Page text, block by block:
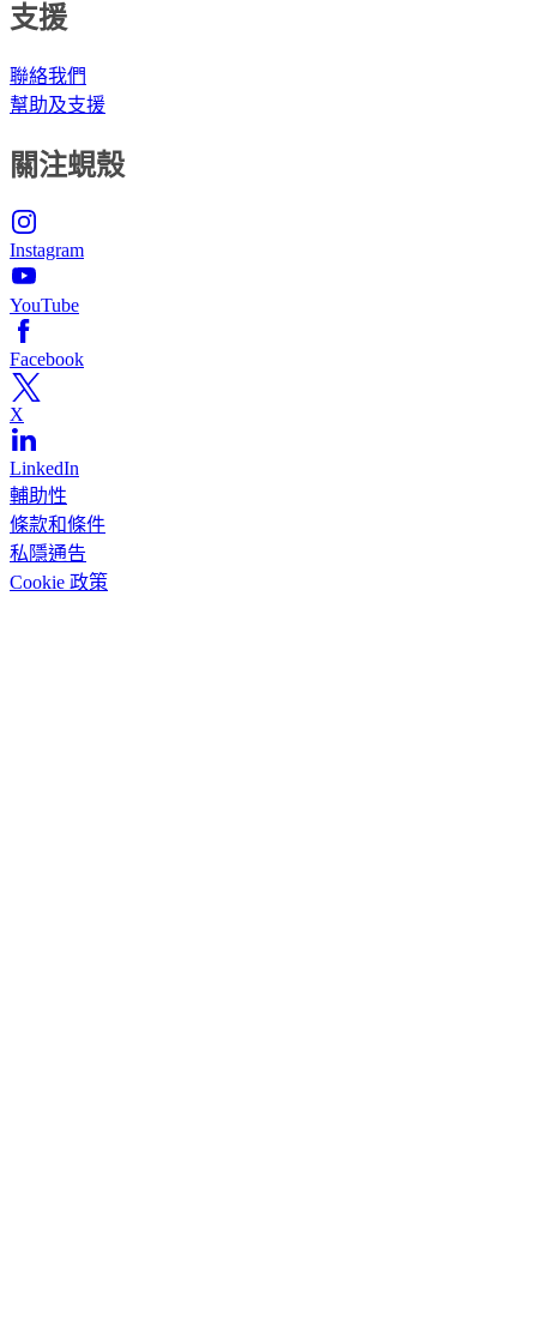
支援
聯絡我們
幫助及支援
關注蜆殼
Instagram
YouTube
Facebook
X
LinkedIn
輔助性
條款和條件
私隱通告
Cookie 政策